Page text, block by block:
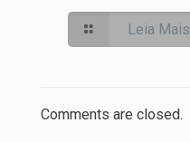
Leia Mais
Comments are closed.